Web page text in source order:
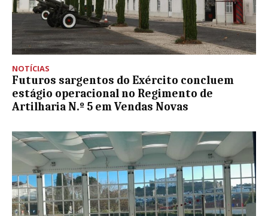
NOTÍCIAS
Futuros sargentos do Exército concluem
estágio operacional no Regimento de
Artilharia N.º 5 em Vendas Novas